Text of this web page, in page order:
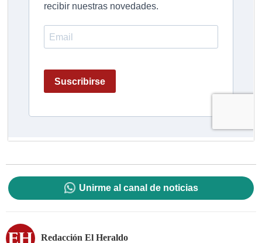
Unirme al canal de noticias
Redacción El Heraldo